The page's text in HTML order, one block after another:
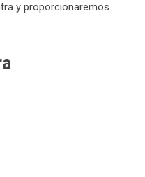
y proporcionaremos